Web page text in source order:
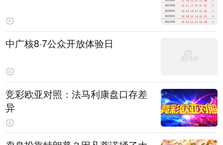
中广核8·7公众开放体验日
竞彩欧亚对照：法马利康盘口存差
异